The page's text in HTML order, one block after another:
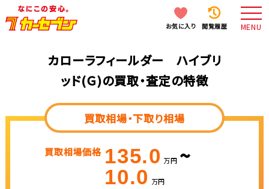
お気に入り 閲覧履歴 MENU
カローラフィールダー ハイブリ
ッド(Ｇ)の買取・査定の特徴
買取相場・下取り相場
買取相場価格 135.0 万円 ~
10.0 万円